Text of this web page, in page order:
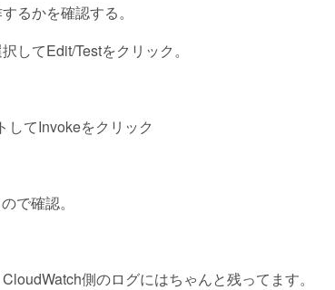
るかを確認する。
してEdit/Testをクリック。
してInvokeをクリック
で確認。
側のログにはちゃんと残ってます。